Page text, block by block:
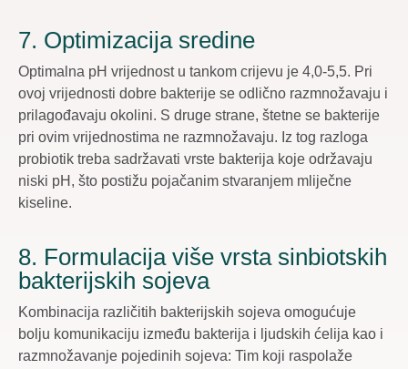
7. Optimizacija sredine
Optimalna pH vrijednost u tankom crijevu je 4,0-5,5. Pri
ovoj vrijednosti dobre bakterije se odlično razmnožavaju i
prilagođavaju okolini. S druge strane, štetne se bakterije
pri ovim vrijednostima ne razmnožavaju. Iz tog razloga
probiotik treba sadržavati vrste bakterija koje održavaju
niski pH, što postižu pojačanim stvaranjem mliječne
kiseline.
8. Formulacija više vrsta sinbiotskih
bakterijskih sojeva
Kombinacija različitih bakterijskih sojeva omogućuje
bolju komunikaciju između bakterija i ljudskih ćelija kao i
razmnožavanje pojedinih sojeva: Tim koji raspolaže